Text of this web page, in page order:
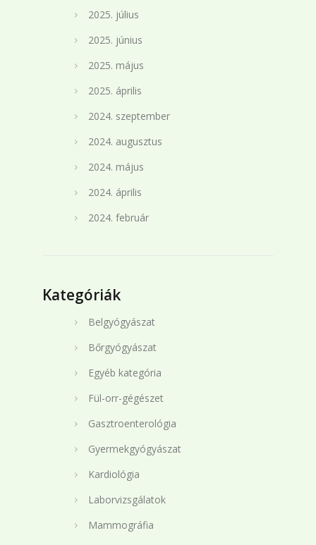
2025. július
2025. június
2025. május
2025. április
2024. szeptember
2024. augusztus
2024. május
2024. április
2024. február
Kategóriák
Belgyógyászat
Bőrgyógyászat
Egyéb kategória
Fül-orr-gégészet
Gasztroenterológia
Gyermekgyógyászat
Kardiológia
Laborvizsgálatok
Mammográfia